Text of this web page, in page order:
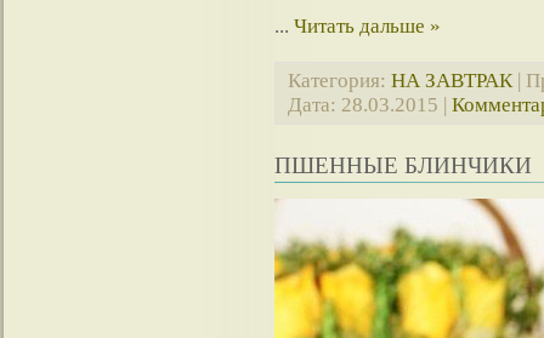
... Читать дальше »
Категория: НА ЗАВТРАК|
Дата: 28.03.2015 |
ПШЕННЫЕ БЛИНЧИКИ